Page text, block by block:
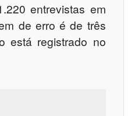
entrevistas em
de erro é de três
está registrado no